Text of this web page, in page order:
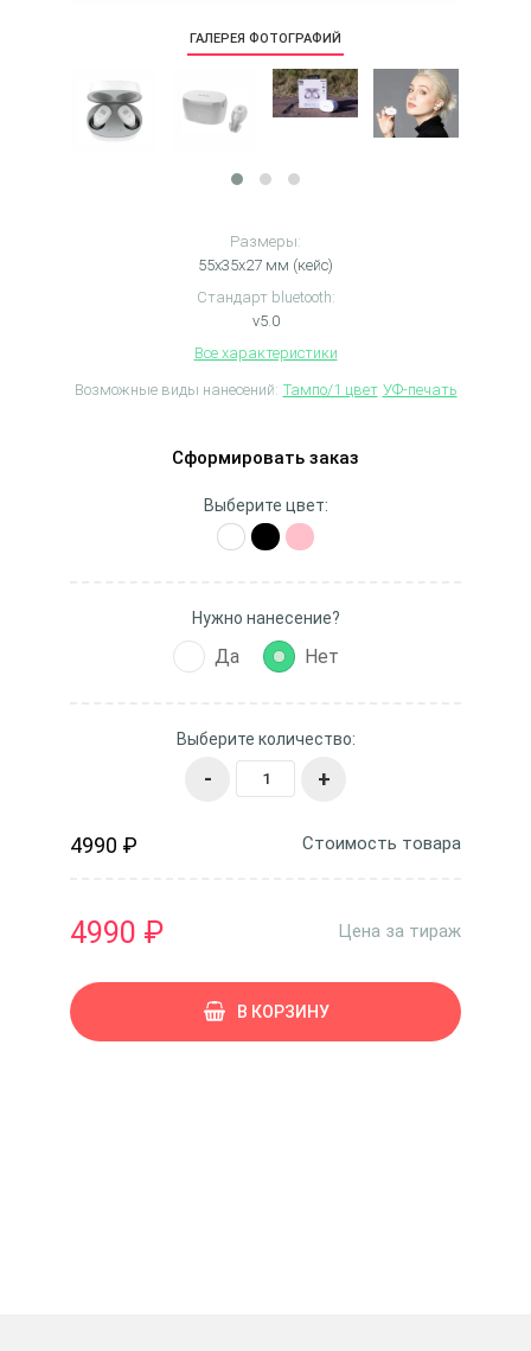
ГАЛЕРЕЯ ФОТОГРАФИЙ
Размеры:
55x35x27 мм (кейс)
Стандарт bluetooth:
v5.0
Все характеристики
Возможные виды нанесений: Тампо/1 цвет УФ-печать
Сформировать заказ
Выберите цвет:
Нужно нанесение?
Да Нет
Выберите количество:
- +
4990 ₽ Стоимость товара
4990 ₽ Цена за тираж
В КОРЗИНУ